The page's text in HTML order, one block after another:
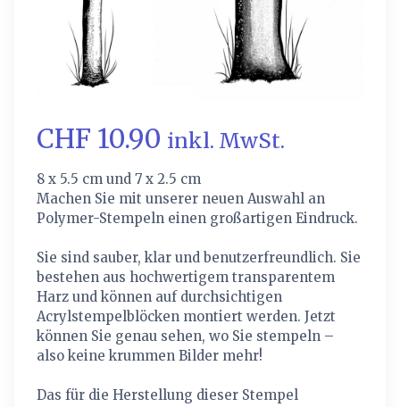
CHF 10.90 inkl. MwSt.
8 x 5.5 cm und 7 x 2.5 cm
Machen Sie mit unserer neuen Auswahl an
Polymer-Stempeln einen großartigen Eindruck.
Sie sind sauber, klar und benutzerfreundlich. Sie
bestehen aus hochwertigem transparentem
Harz und können auf durchsichtigen
Acrylstempelblöcken montiert werden. Jetzt
können Sie genau sehen, wo Sie stempeln –
also keine krummen Bilder mehr!
Das für die Herstellung dieser Stempel